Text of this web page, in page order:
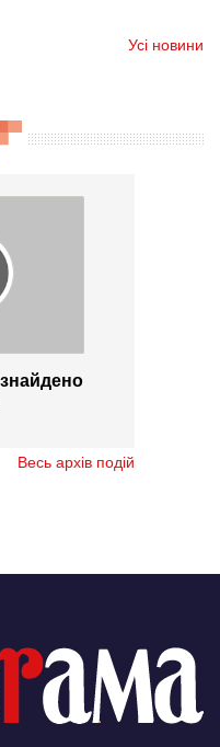
Усі новини
Весь архів подій